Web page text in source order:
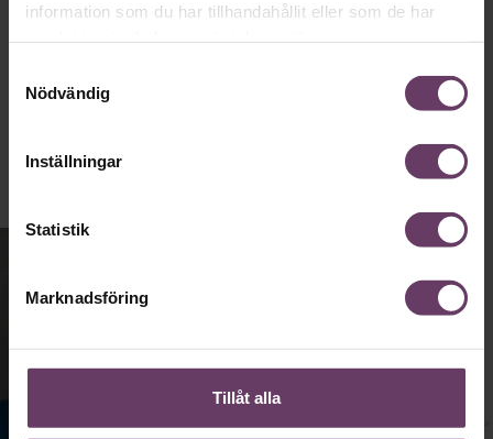
information som du har tillhandahållit eller som de har
Nödvändig
Inställningar
Statistik
Marknadsföring
Tillåt alla
Text: Fredrik Kullberg
2026-08-03